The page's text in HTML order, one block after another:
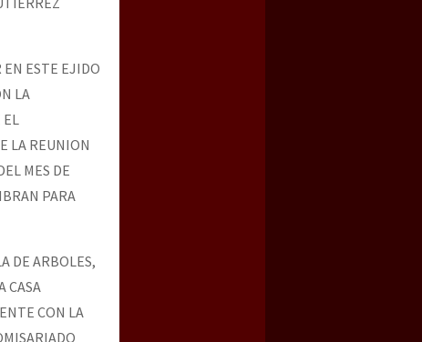
EN ESTE EJIDO
LA
LA REUNION
MES DE
PARA
DE ARBOLES,
CASA
CON LA